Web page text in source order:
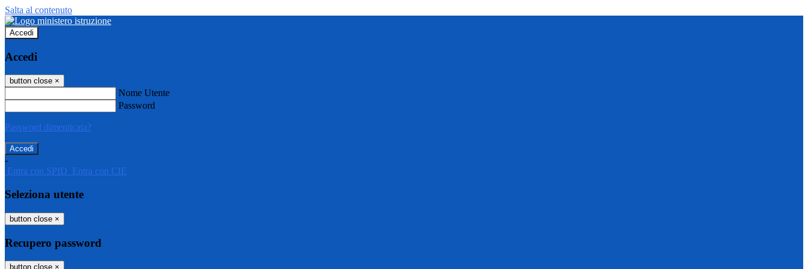
Salta al contenuto
Accedi
Accedi
button close ×
Nome Utente
Password
Password dimenticata?
-
Entra con SPID Entra con CIE
Seleziona utente
button close ×
Recupero password
button close ×